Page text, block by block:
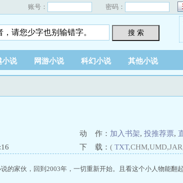
账号： 密码：
搜 索
小说 网游小说 科幻小说 其他小说
动 作： 加入书架, 投推荐票,
下 载： ( TXT
的家伙，回到2003年，一切重新开始。且看这个小人物能翻